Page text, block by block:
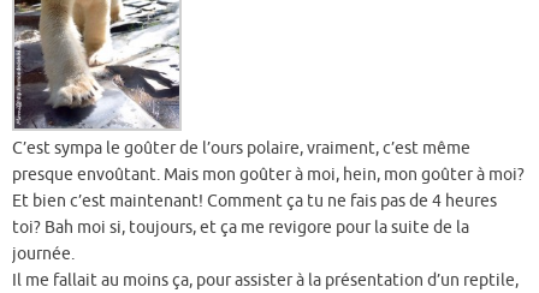
C’est sympa le goûter de l’ours polaire, vraiment, c’est même
presque envoûtant. Mais mon goûter à moi, hein, mon goûter à moi?
Et bien c’est maintenant! Comment ça tu ne fais pas de 4 heures
toi? Bah moi si, toujours, et ça me revigore pour la suite de la
journée.
Il me fallait au moins ça, pour assister à la présentation d’un reptile,